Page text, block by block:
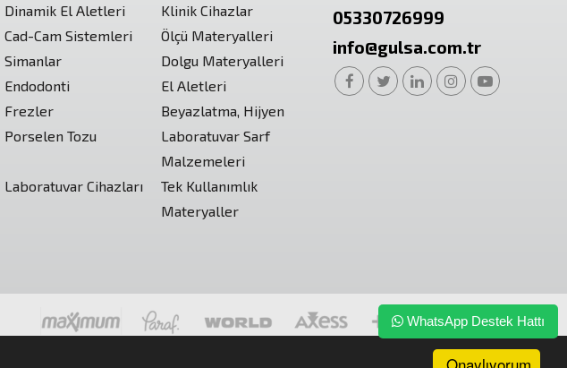
Dinamik El Aletleri
Klinik Cihazlar
Cad-Cam Sistemleri
Ölçü Materyalleri
Simanlar
Dolgu Materyalleri
Endodonti
El Aletleri
Frezler
Beyazlatma, Hijyen
Porselen Tozu
Laboratuvar Sarf
Malzemeleri
Laboratuvar Cihazları
Tek Kullanımlık
Materyaller
05330726999
info@gulsa.com.tr
WhatsApp Destek Hattı